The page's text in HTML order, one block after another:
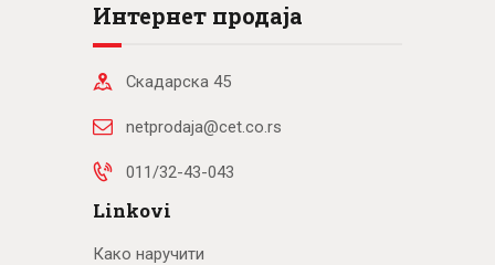
Интернет продаја
Скадарска 45
netprodaja@cet.co.rs
011/32-43-043
Linkovi
Како наручити